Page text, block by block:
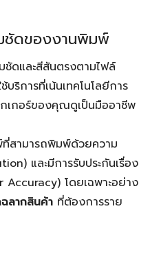
ชัดของงานพิมพ์
ดและสีสันตรงตามไฟล์
บริการที่เน้นเทคโนโลยีการ
เกอร์ของคุณดูเป็นมืออาชีพ
สามารถพิมพ์ด้วยความ
และมีการรับประกันเรื่อง
โดยเฉพาะอย่าง
ลากสินค้า ที่ต้องการราย